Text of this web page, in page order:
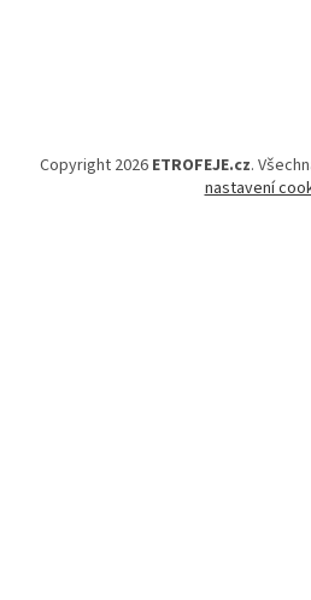
Copyright 2026 ETROFEJE.cz.
nastavení